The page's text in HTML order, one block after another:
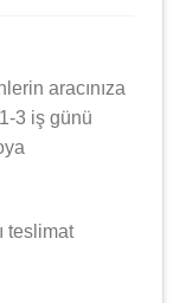
aracınıza
3 iş günü
teslimat